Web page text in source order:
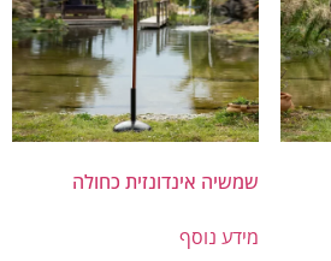
שמשיה אינדונזית כחולה
מידע נוסף